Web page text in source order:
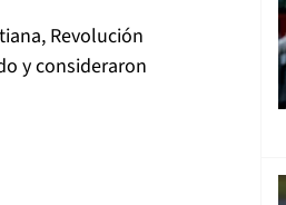
Revolución
y consideraron